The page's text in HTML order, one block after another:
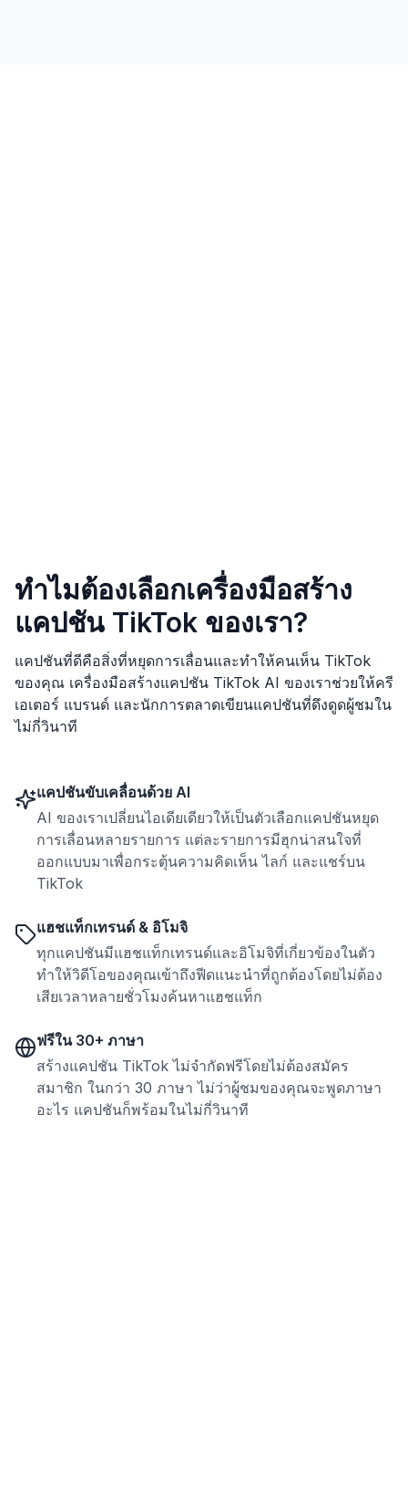
ทำไมต้องเลือกเครื่องมือสร้าง
แคปชัน TikTok ของเรา?
แคปชันที่ดีคือสิ่งที่หยุดการเลื่อนและทำให้คนเห็น TikTok
ของคุณ เครื่องมือสร้างแคปชัน TikTok AI ของเราช่วยให้ครี
เอเตอร์ แบรนด์ และนักการตลาดเขียนแคปชันที่ดึงดูดผู้ชมใน
ไม่กี่วินาที
แคปชันขับเคลื่อนด้วย AI
AI ของเราเปลี่ยนไอเดียเดียวให้เป็นตัวเลือกแคปชันหยุด
การเลื่อนหลายรายการ แต่ละรายการมีฮุกน่าสนใจที่
ออกแบบมาเพื่อกระตุ้นความคิดเห็น ไลก์ และแชร์บน
TikTok
แฮชแท็กเทรนด์ & อิโมจิ
ทุกแคปชันมีแฮชแท็กเทรนด์และอิโมจิที่เกี่ยวข้องในตัว
ทำให้วิดีโอของคุณเข้าถึงฟีดแนะนำที่ถูกต้องโดยไม่ต้อง
เสียเวลาหลายชั่วโมงค้นหาแฮชแท็ก
ฟรีใน 30+ ภาษา
สร้างแคปชัน TikTok ไม่จำกัดฟรีโดยไม่ต้องสมัคร
สมาชิก ในกว่า 30 ภาษา ไม่ว่าผู้ชมของคุณจะพูดภาษา
อะไร แคปชันก็พร้อมในไม่กี่วินาที